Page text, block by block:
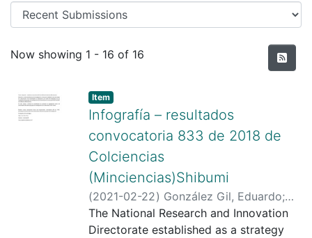
Recent Submissions
Now showing 1 - 16 of 16
Item type:
Item,
Infografía – resultados
convocatoria 833 de 2018 de
Colciencias
(Minciencias)Shibumi
(2021-02-22) González Gil, Eduardo;
Corchuelo Rodriguez, Camilo Alejandro
Ostos Ortiz, Olga Lucia
The National Research and Innovation
Directorate established as a strategy